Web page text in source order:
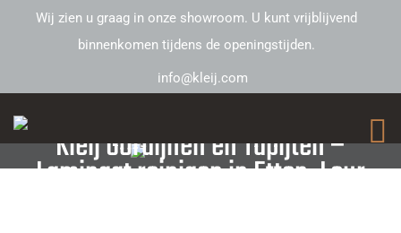
Wij zien u graag in onze showroom. U kunt vrijblijvend
binnenkomen tijdens de openingstijden.
info@kleij.com
Kleij Gordijnen en Tapijten –
Laminaat reinigen in Etten-Leur